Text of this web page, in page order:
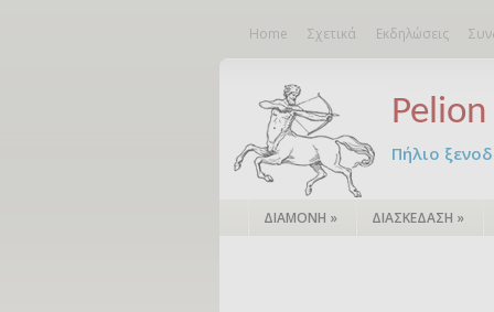
Home Σχετικά Εκδηλώσεις
Πήλιο
ΔΙΑΜΟΝΗ » ΔΙΑΣΚΕΔΑΣΗ »